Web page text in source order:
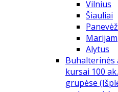
Vilnius
Šiauliai
Alytus
Buhalterinės
kursai 100
grupėse